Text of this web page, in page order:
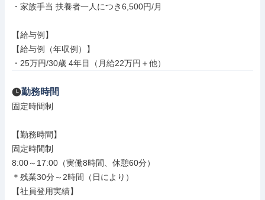
・家族手当 扶養者一人につき6,500円/月
【給与例】
【給与例（年収例）】
・25万円/30歳 4年目（月給22万円＋他）
勤務時間
固定時間制
【勤務時間】
固定時間制
8:00～17:00（実働8時間、休憩60分）
＊残業30分～2時間（日により）
【社員登用実績】